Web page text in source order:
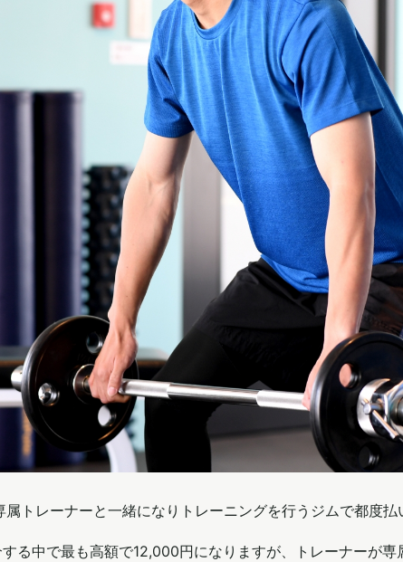
トレーナーと一緒になりトレーニングを行うジムで都度払
る中で最も高額で12,000円になりますが、トレーナーが